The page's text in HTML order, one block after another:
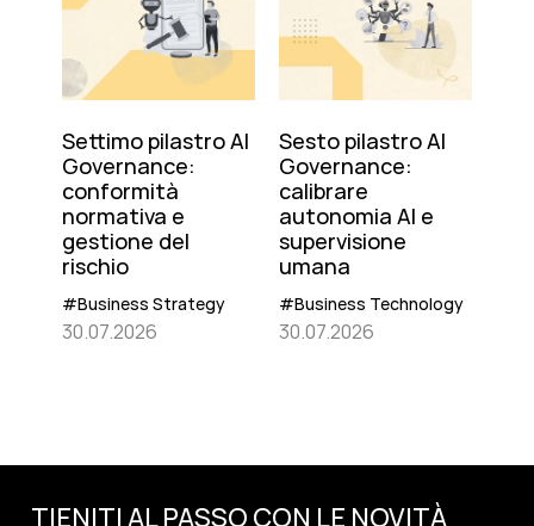
Settimo pilastro AI
Governance:
conformità
normativa e
gestione del
rischio
#Business Strategy
30.07.2026
Sesto pilastro AI
Governance:
calibrare
autonomia AI e
supervisione
umana
#Business Technology
30.07.2026
TIENITI AL PASSO CON LE NOVITÀ